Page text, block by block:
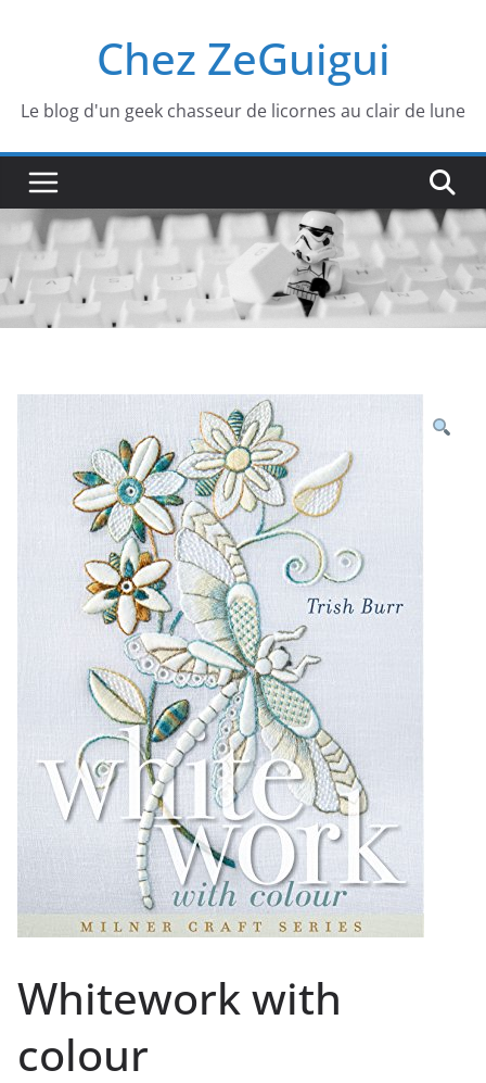
Chez ZeGuigui
Le blog d'un geek chasseur de licornes au clair de lune
Whitework with
colour